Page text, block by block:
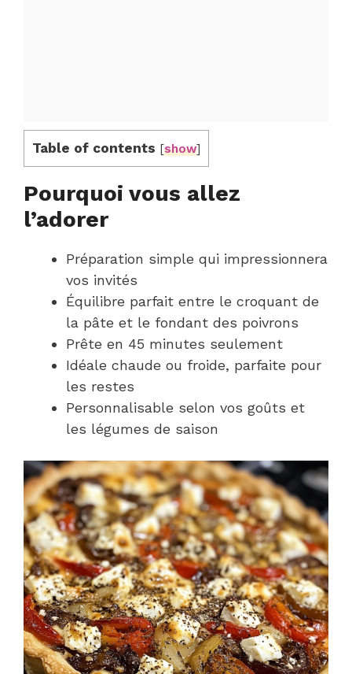
Table of contents [show]
Pourquoi vous allez
l’adorer
Préparation simple qui impressionnera
vos invités
Équilibre parfait entre le croquant de
la pâte et le fondant des poivrons
Prête en 45 minutes seulement
Idéale chaude ou froide, parfaite pour
les restes
Personnalisable selon vos goûts et
les légumes de saison